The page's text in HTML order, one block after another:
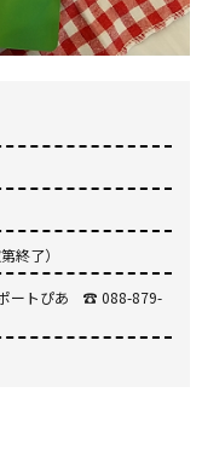
終了）
ートぴあ ☎ 088-879-